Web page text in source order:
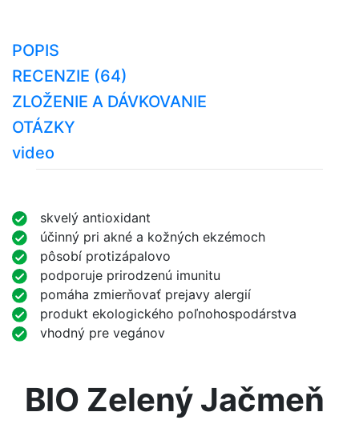
POPIS
RECENZIE (64)
ZLOŽENIE A DÁVKOVANIE
OTÁZKY
video
skvelý antioxidant
účinný pri akné a kožných ekzémoch
pôsobí protizápalovo
podporuje prirodzenú imunitu
pomáha zmierňovať prejavy alergií
produkt ekologického poľnohospodárstva
vhodný pre vegánov
BIO Zelený Jačmeň